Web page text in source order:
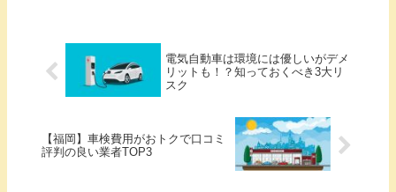
電気自動車は環境には優しいがデメ
リットも！？知っておくべき3大リ
スク
【福岡】車検費用がおトクで口コミ
評判の良い業者TOP3